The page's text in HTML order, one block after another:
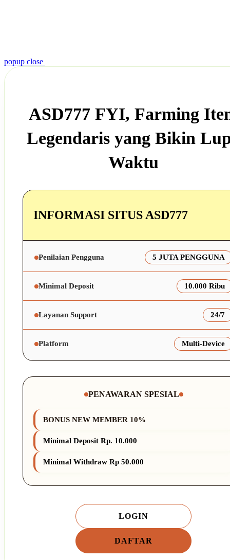
popup close
ASD777 FYI, Farming
Legendaris yang Bikin
Waktu
INFORMASI SITUS ASD777
Penilaian Pengguna 5 JUTA PENGGUNA
Minimal Deposit 10.000 Ribu
Layanan Support 24/7
Platform Multi-Device
PENAWARAN SPESIAL
BONUS NEW MEMBER 10%
Minimal Deposit Rp. 10.000
Minimal Withdraw Rp 50.000
LOGIN
DAFTAR